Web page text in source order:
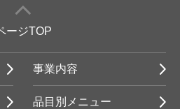
ージTOP
事業内容
品目別メニュー